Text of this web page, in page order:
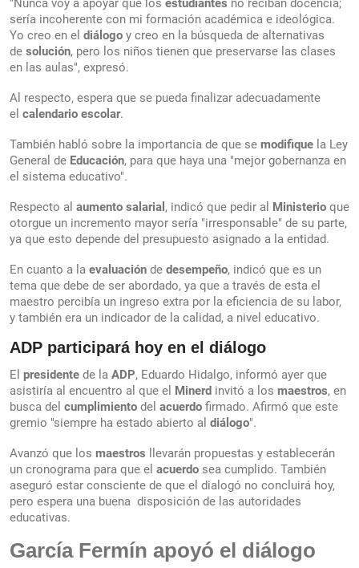
"Nunca voy a apoyar que los estudiantes no reciban docencia;
sería incoherente con mi formación académica e ideológica.
Yo creo en el diálogo y creo en la búsqueda de alternativas
de solución, pero los niños tienen que preservarse las clases
en las aulas", expresó.
Al respecto, espera que se pueda finalizar adecuadamente
el calendario escolar.
También habló sobre la importancia de que se modifique la Ley
General de Educación, para que haya una "mejor gobernanza en
el sistema educativo".
Respecto al aumento salarial , indicó que pedir al Ministerio que
otorgue un incremento mayor sería "irresponsable" de su parte,
ya que esto depende del presupuesto asignado a la entidad.
En cuanto a la evaluación de desempeño, indicó que es un
tema que debe de ser abordado, ya que a través de esta el
maestro percibía un ingreso extra por la eficiencia de su labor,
y también era un indicador de la calidad, a nivel educativo.
ADP participará hoy en el diálogo
El presidente de la ADP, Eduardo Hidalgo, informó ayer que
asistiría al encuentro al que el Minerd invitó a los maestros, en
busca del cumplimiento del acuerdo firmado. Afirmó que este
gremio "siempre ha estado abierto al diálogo".
Avanzó que los maestros llevarán propuestas y establecerán
un cronograma para que el acuerdo sea cumplido. También
aseguró estar consciente de que el dialogó no concluirá hoy,
pero espera una buena disposición de las autoridades
educativas.
García Fermín apoyó el diálogo